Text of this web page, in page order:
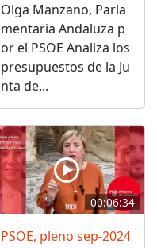
Olga Manzano, Parla
mentaria Andaluza p
or el PSOE Analiza los
presupuestos de la Ju
nta de...
00:06:34
PSOE, pleno sep-2024